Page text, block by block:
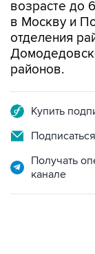
возрасте до
в Москву и
отделения
районов.
Купить
Получать
канале